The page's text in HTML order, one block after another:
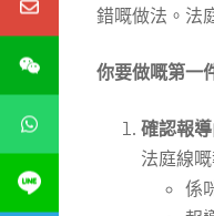
錯嘅做法。法
你要做嘅第一
確認報
法庭線
係